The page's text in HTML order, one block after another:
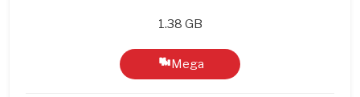
1.38 GB
Mega